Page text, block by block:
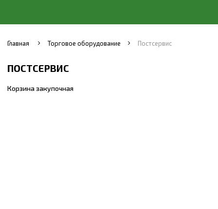
Главная Торговое оборудование Постсервис
ПОСТСЕРВИС
Корзина закупочная